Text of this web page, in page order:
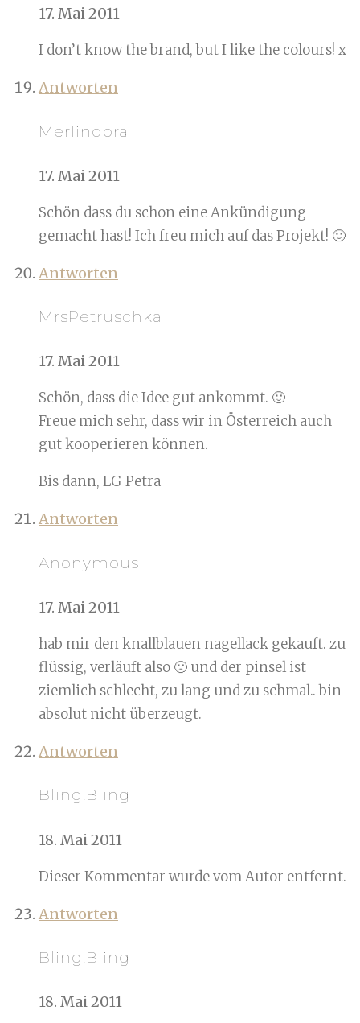
17. Mai 2011
I don’t know the brand, but I like the colours! x
Antworten
Merlindora
17. Mai 2011
Schön dass du schon eine Ankündigung
gemacht hast! Ich freu mich auf das Projekt! 🙂
Antworten
MrsPetruschka
17. Mai 2011
Schön, dass die Idee gut ankommt. 🙂
Freue mich sehr, dass wir in Österreich auch
gut kooperieren können.
Bis dann, LG Petra
Antworten
Anonymous
17. Mai 2011
hab mir den knallblauen nagellack gekauft. zu
flüssig, verläuft also 🙁 und der pinsel ist
ziemlich schlecht, zu lang und zu schmal.. bin
absolut nicht überzeugt.
Antworten
Bling.Bling
18. Mai 2011
Dieser Kommentar wurde vom Autor entfernt.
Antworten
Bling.Bling
18. Mai 2011